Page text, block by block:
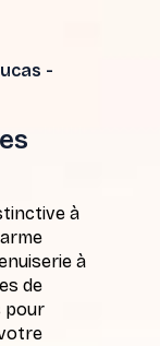
-
à
à
de
pour